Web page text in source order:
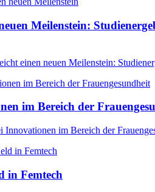
Meilenstein:
einen neuen Meilenstein:
im Bereich der
Innovationen im Bereich der
in Femtech